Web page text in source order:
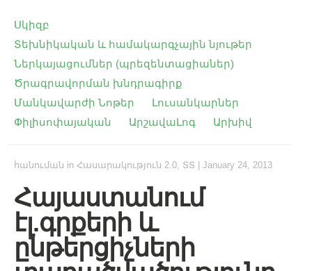
Սկիզբ
Տեխնիկական և համակարգչային նյութեր
Ներկայացումներ (պրեզենտացիաներ)
Ծրագրավորման խնդրագիրք
Մանկավարժի Նոթեր
Լուսանկարներ
Փիլիսոփայական
ԱրշավաԼոգ Արխիվ
հանուման in Հասարակություն 2.0, ՏՏ January 24, 2013
Հայաստանում
էլ.գրքերի և
ընթերցիչների